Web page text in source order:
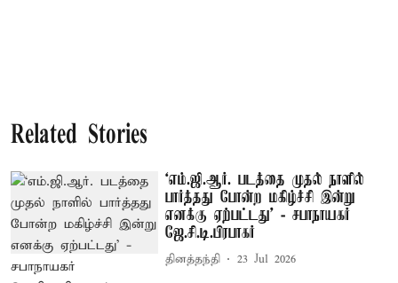
Related Stories
‘எம்.ஜி.ஆர். படத்தை முதல் நாளில்
பார்த்தது போன்ற மகிழ்ச்சி இன்று
எனக்கு ஏற்பட்டது’ - சபாநாயகர்
ஜே.சி.டி.பிரபாகர்
தினத்தந்தி 23 Jul 2026